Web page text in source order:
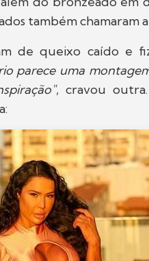
também chamaram
de queixo caído e
parece uma
, cravou outra.